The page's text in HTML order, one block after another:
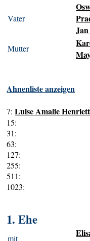
Vater
Mutter
Ahnenliste anzeigen
7:Luise Amalie
15:
31:
63:
127:
255:
511:
1023:
1. Ehe
mit